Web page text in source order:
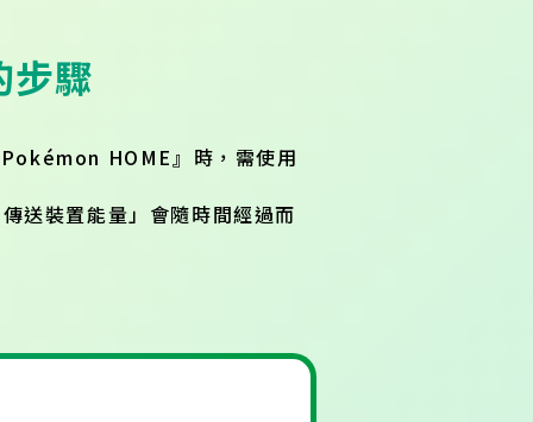
驟
HOME』時，需使用
送裝置能量」會隨時間經過而